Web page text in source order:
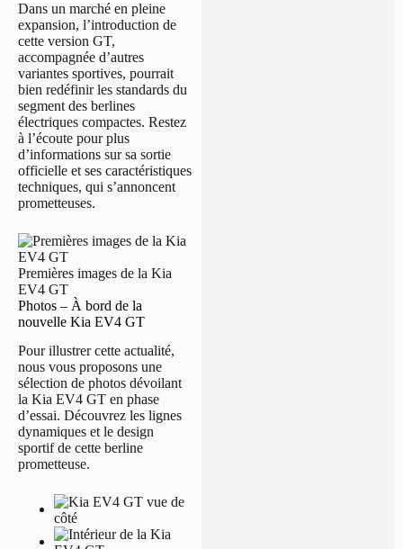
Dans un marché en pleine
expansion, l’introduction de
cette version GT,
accompagnée d’autres
variantes sportives, pourrait
bien redéfinir les standards du
segment des berlines
électriques compactes. Restez
à l’écoute pour plus
d’informations sur sa sortie
officielle et ses caractéristiques
techniques, qui s’annoncent
prometteuses.
Premières images de la Kia
EV4 GT
Photos – À bord de la
nouvelle Kia EV4 GT
Pour illustrer cette actualité,
nous vous proposons une
sélection de photos dévoilant
la Kia EV4 GT en phase
d’essai. Découvrez les lignes
dynamiques et le design
sportif de cette berline
prometteuse.